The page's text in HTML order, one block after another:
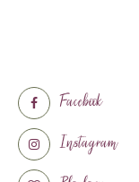
Facebook
Instagram